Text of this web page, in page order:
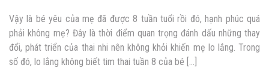
Vậy là bé yêu của mẹ đã được 8 tuần tuổi rồi đó, hạnh phúc quá
phải không mẹ? Đây là thời điểm quan trọng đánh dấu những thay
đổi, phát triển của thai nhi nên không khỏi khiến mẹ lo lắng. Trong
số đó, lo lắng không biết tim thai tuần 8 của bé […]